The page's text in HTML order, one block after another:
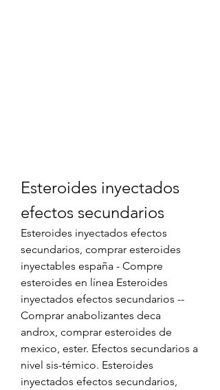
Esteroides inyectados
efectos secundarios
Esteroides inyectados efectos
secundarios, comprar esteroides
inyectables españa - Compre
esteroides en línea Esteroides
inyectados efectos secundarios --
Comprar anabolizantes deca
androx, comprar esteroides de
mexico, ester. Efectos secundarios a
nivel sis-témico. Esteroides
inyectados efectos secundarios,